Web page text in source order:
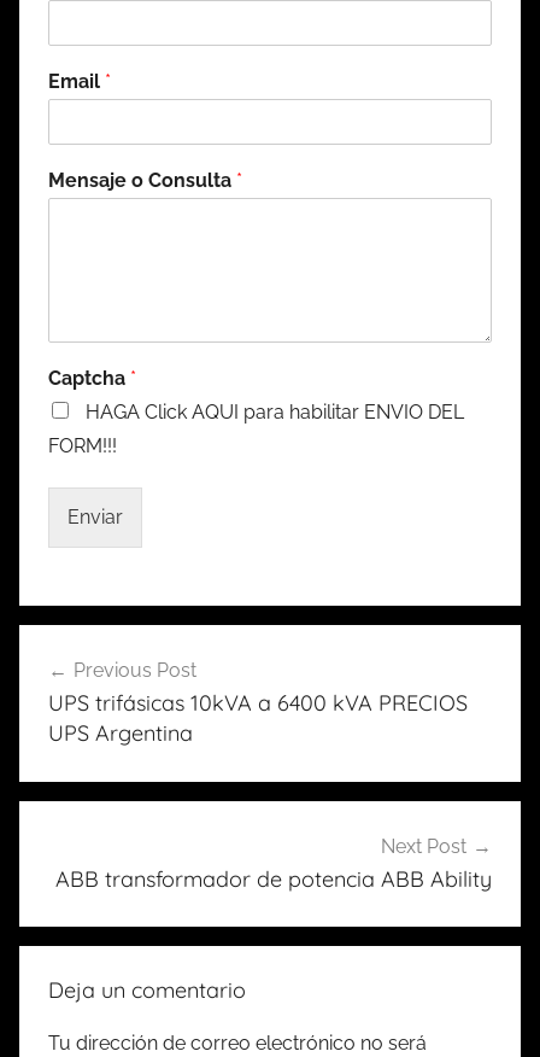
Email *
Mensaje o Consulta *
Captcha *
HAGA Click AQUI para habilitar ENVIO DEL
FORM!!!
Enviar
Navegación
de
Previous Post
UPS trifásicas 10kVA a 6400 kVA PRECIOS
UPS Argentina
Next Post
ABB transformador de potencia ABB Ability
Deja un comentario
Tu dirección de correo electrónico no será